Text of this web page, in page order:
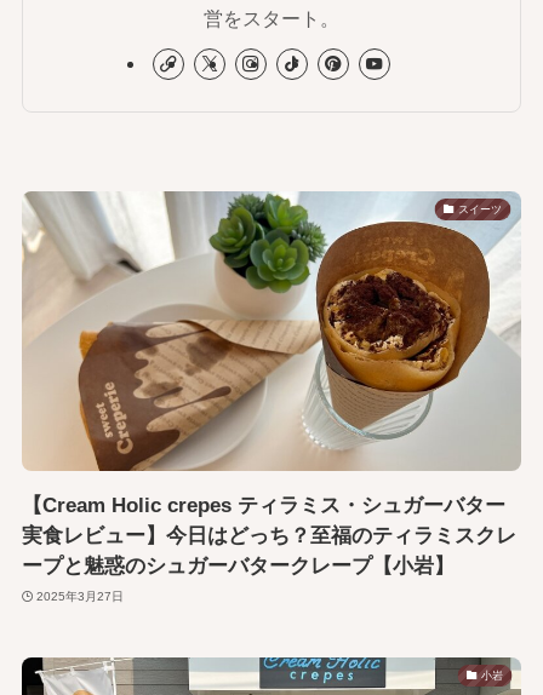
営をスタート。
スイーツ
【Cream Holic crepes ティラミス・シュガーバター
実食レビュー】今日はどっち？至福のティラミスクレ
ープと魅惑のシュガーバタークレープ【小岩】
2025年3月27日
小岩